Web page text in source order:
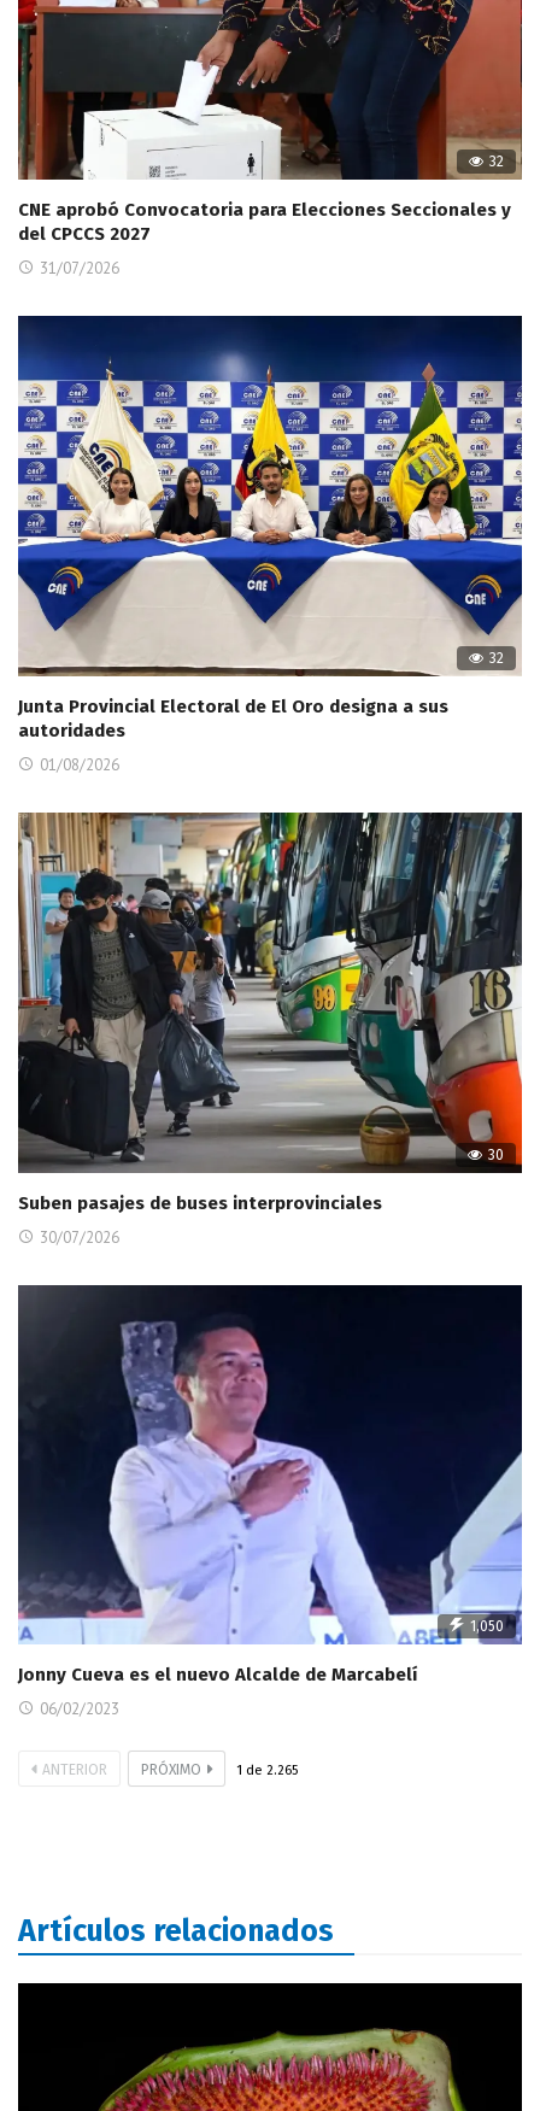
32
CNE aprobó Convocatoria para Elecciones Seccionales y
del CPCCS 2027
31/07/2026
32
Junta Provincial Electoral de El Oro designa a sus
autoridades
01/08/2026
30
Suben pasajes de buses interprovinciales
30/07/2026
1,050
Jonny Cueva es el nuevo Alcalde de Marcabelí
06/02/2023
ANTERIOR PRÓXIMO 1 de 2.265
Artículos relacionados